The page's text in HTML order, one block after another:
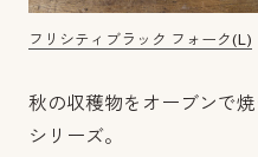
フリシティブラック フォーク(L)
秋の収穫物をオーブンで
シリーズ。